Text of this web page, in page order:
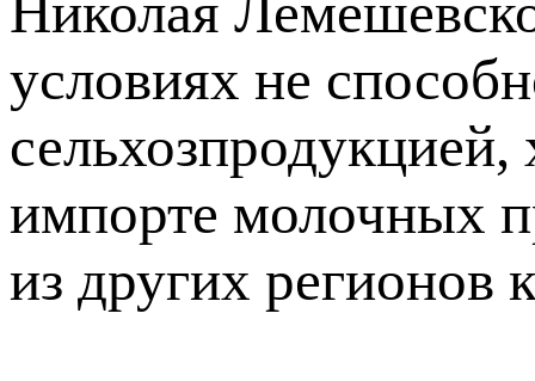
Николая
условиях не
сельхозпродукцией,
импорте молочных
из других регионов